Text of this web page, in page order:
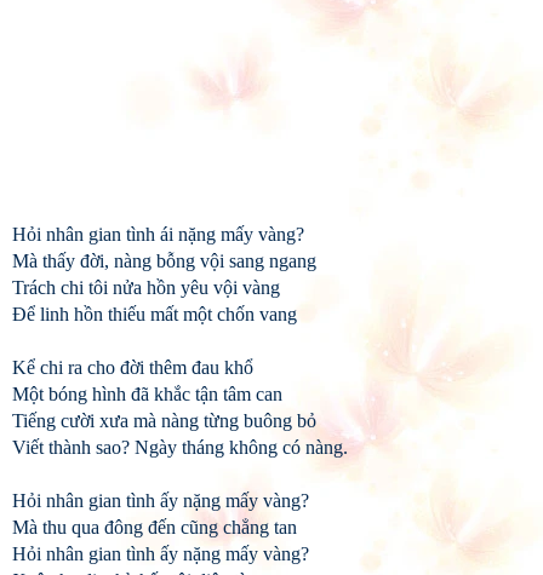
Hỏi nhân gian tình ái nặng mấy vàng?
Mà thấy đời, nàng bỗng vội sang ngang
Trách chi tôi nửa hồn yêu vội vàng
Để linh hồn thiếu mất một chốn vang
Kể chi ra cho đời thêm đau khổ
Một bóng hình đã khắc tận tâm can
Tiếng cười xưa mà nàng từng buông bỏ
Viết thành sao? Ngày tháng không có nàng.
Hỏi nhân gian tình ấy nặng mấy vàng?
Mà thu qua đông đến cũng chẳng tan
Hỏi nhân gian tình ấy nặng mấy vàng?